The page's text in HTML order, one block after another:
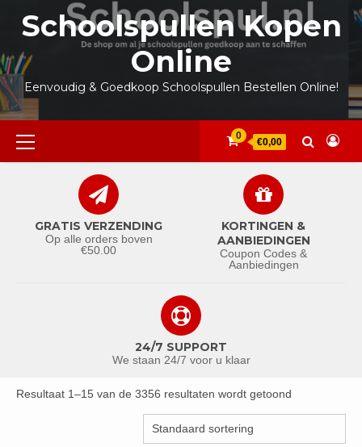
inhoud
Schoolspullen Kopen
Online
Eenvoudig & Goedkoop Schoolspullen Bestellen Online!
Primair
menu
0
€0,00
GRATIS VERZENDING
Op alle orders boven
€50.00
KORTINGEN &
AANBIEDINGEN
Coupon Codes &
Aanbiedingen
24/7 SUPPORT
We staan 24/7 voor u klaar
Resultaat 1–15 van de 3356 resultaten wordt getoond